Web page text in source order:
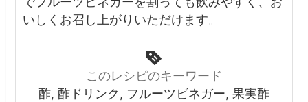
いしくお召し上がりいただけます。
このレシピのキーワード
酢, 酢ドリンク, フルーツビネガー, 果実酢